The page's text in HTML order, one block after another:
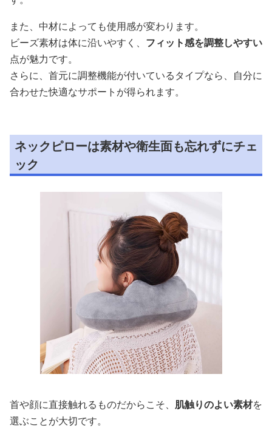
また、中材によっても使用感が変わります。
ビーズ素材は体に沿いやすく、 フィット感を調整しやすい
点が魅力です。
さらに、首元に調整機能が付いているタイプなら、自分に
合わせた快適なサポートが得られます。
ネックピローは素材や衛生面も忘れずにチェ
ック
首や顔に直接触れるものだからこそ、 肌触りのよい素材を
選ぶことが大切です。